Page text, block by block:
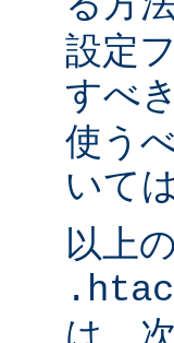
設定
すべ
使う
いては
以上